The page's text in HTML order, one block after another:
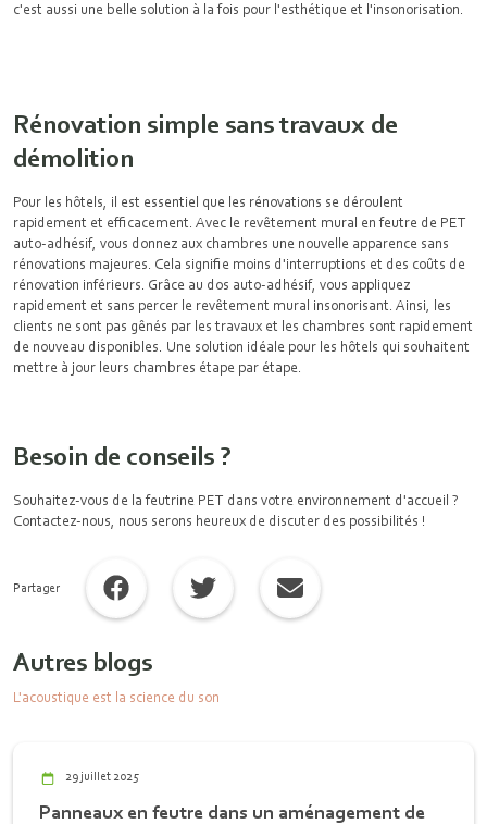
c'est aussi une belle solution à la fois pour l'esthétique et l'insonorisation.
Rénovation simple sans travaux de
démolition
Pour les hôtels, il est essentiel que les rénovations se déroulent
rapidement et efficacement. Avec le revêtement mural en feutre de PET
auto-adhésif, vous donnez aux chambres une nouvelle apparence sans
rénovations majeures. Cela signifie moins d'interruptions et des coûts de
rénovation inférieurs. Grâce au dos auto-adhésif, vous appliquez
rapidement et sans percer le revêtement mural insonorisant . Ainsi, les
clients ne sont pas gênés par les travaux et les chambres sont rapidement
de nouveau disponibles. Une solution idéale pour les hôtels qui souhaitent
mettre à jour leurs chambres étape par étape.
Besoin de conseils ?
Souhaitez-vous de la feutrine PET dans votre environnement d'accueil ?
Contactez-nous, nous serons heureux de discuter des possibilités !
Partager
Autres blogs
L'acoustique est la science du son
29 juillet 2025
Panneaux en feutre dans un aménagement de